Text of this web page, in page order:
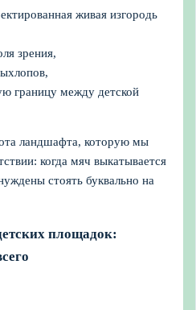
живая изгородь
зрения,
границу между детской
ландшафта, которую мы
когда мяч выкатывается
стоять буквально на
площадок: